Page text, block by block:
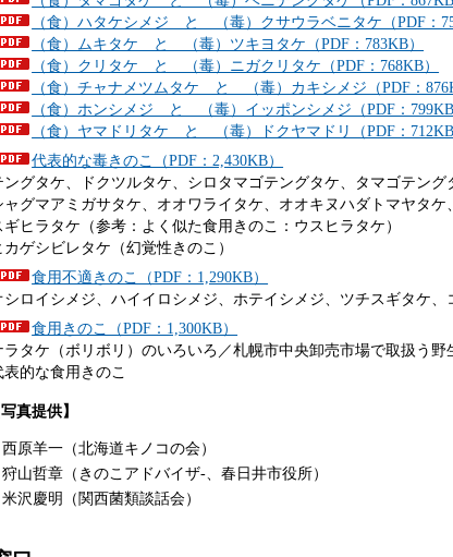
（食）ハタケシメジ と （毒）クサウラベニタケ（PDF：
（食）ムキタケ と （毒）ツキヨタケ（PDF：783KB）
（食）クリタケ と （毒）ニガクリタケ（PDF：768KB）
（食）チャナメツムタケ と （毒）カキシメジ（PDF：
（食）ホンシメジ と （毒）イッポンシメジ（PDF：799KB
（食）ヤマドリタケ と （毒）ドクヤマドリ（PDF：712KB
代表的な毒きのこ（PDF：2,430KB）
ングタケ、ドクツルタケ、シロタマゴテングタケ、タマゴテング
ャグマアミガサタケ、オオワライタケ、オオキヌハダトマヤタケ
ギヒラタケ（参考：よく似た食用きのこ：ウスヒラタケ）
カゲシビレタケ（幻覚性きのこ）
食用不適きのこ（PDF：1,290KB）
シロイシメジ、ハイイロシメジ、ホテイシメジ、ツチスギタケ、
食用きのこ（PDF：1,300KB）
ラタケ（ボリボリ）のいろいろ／札幌市中央卸売市場で取扱う野
表的な食用きのこ
写真提供】
西原羊一（北海道キノコの会）
狩山哲章（きのこアドバイザ-、春日井市役所）
米沢慶明（関西菌類談話会）